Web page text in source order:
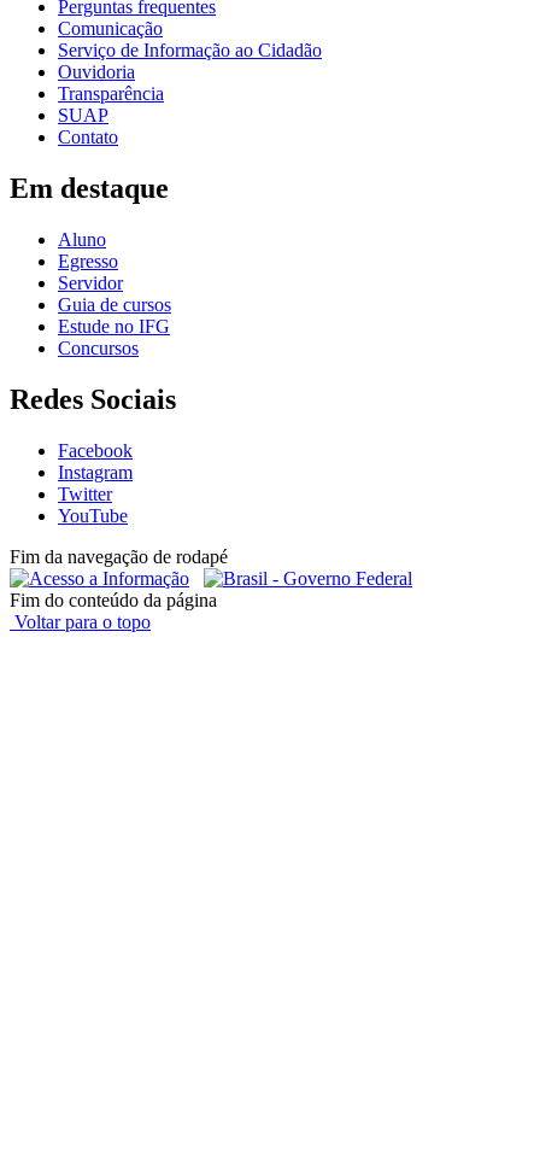
Perguntas frequentes
Comunicação
Serviço de Informação ao Cidadão
Ouvidoria
Transparência
SUAP
Contato
Em destaque
Aluno
Egresso
Servidor
Guia de cursos
Estude no IFG
Concursos
Redes Sociais
Facebook
Instagram
Twitter
YouTube
Fim da navegação de rodapé
Fim do conteúdo da página
Voltar para o topo